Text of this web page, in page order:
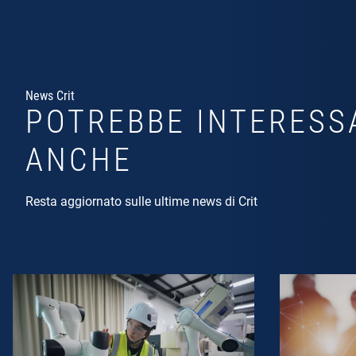
News Crit
POTREBBE
ANCHE
Resta aggiornato sulle ultime news di Crit